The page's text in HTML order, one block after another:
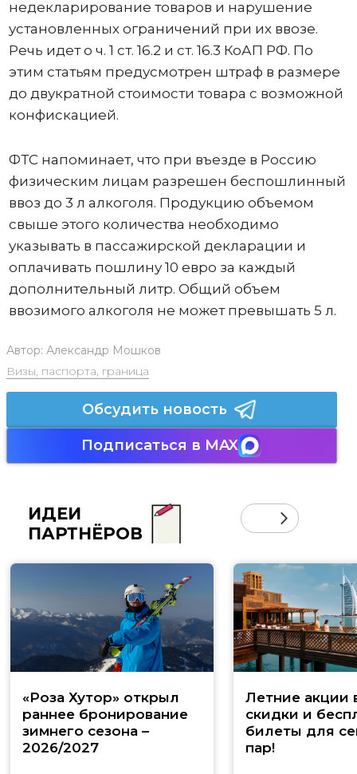
недекларирование товаров и нарушение
установленных ограничений при их ввозе.
Речь идет о ч. 1 ст. 16.2 и ст. 16.3 КоАП РФ. По
этим статьям предусмотрен штраф в размере
до двукратной стоимости товара с возможной
конфискацией.
ФТС напоминает, что при въезде в Россию
физическим лицам разрешен беспошлинный
ввоз до 3 л алкоголя. Продукцию объемом
свыше этого количества необходимо
указывать в пассажирской декларации и
оплачивать пошлину 10 евро за каждый
дополнительный литр. Общий объем
ввозимого алкоголя не может превышать 5 л.
Автор: Александр Мошков
Визы, паспорта, граница
Обсудить новость
Подписаться в MAX
ИДЕИ
ПАРТНЁРОВ
«Роза Хутор» открыл
раннее бронирование
зимнего сезона –
2026/2027
Летние акции
скидки и
билеты для
пар!